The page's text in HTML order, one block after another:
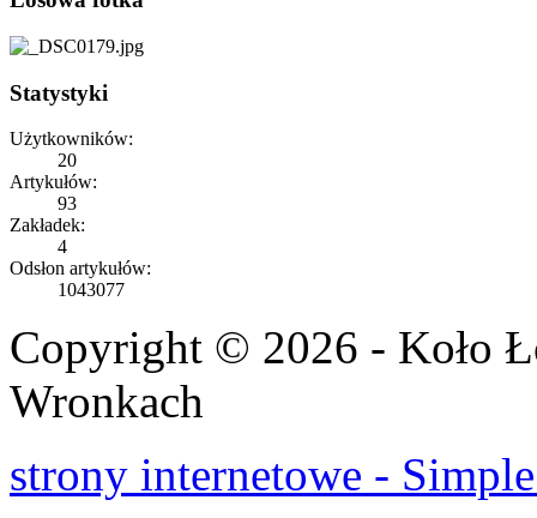
Statystyki
Użytkowników:
20
Artykułów:
93
Zakładek:
4
Odsłon artykułów:
1043077
Copyright © 2026 - Koło
Wronkach
strony internetowe -